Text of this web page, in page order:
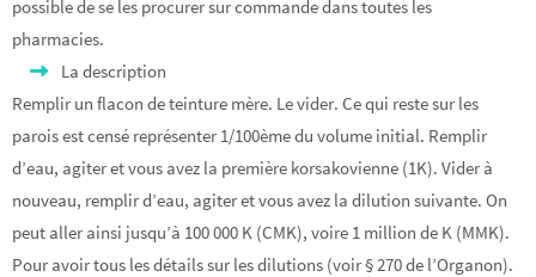
possible de se les procurer sur commande dans toutes les
pharmacies.
La description
Remplir un flacon de teinture mère. Le vider. Ce qui reste sur les
parois est censé représenter 1/100ème du volume initial. Remplir
d’eau, agiter et vous avez la première korsakovienne (1K). Vider à
nouveau, remplir d’eau, agiter et vous avez la dilution suivante. On
peut aller ainsi jusqu’à 100 000 K (CMK), voire 1 million de K (MMK).
Pour avoir tous les détails sur les dilutions (voir § 270 de l’Organon).